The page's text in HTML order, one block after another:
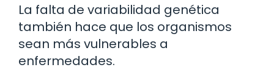
La falta de variabilidad genética
también hace que los organismos
sean más vulnerables a
enfermedades.